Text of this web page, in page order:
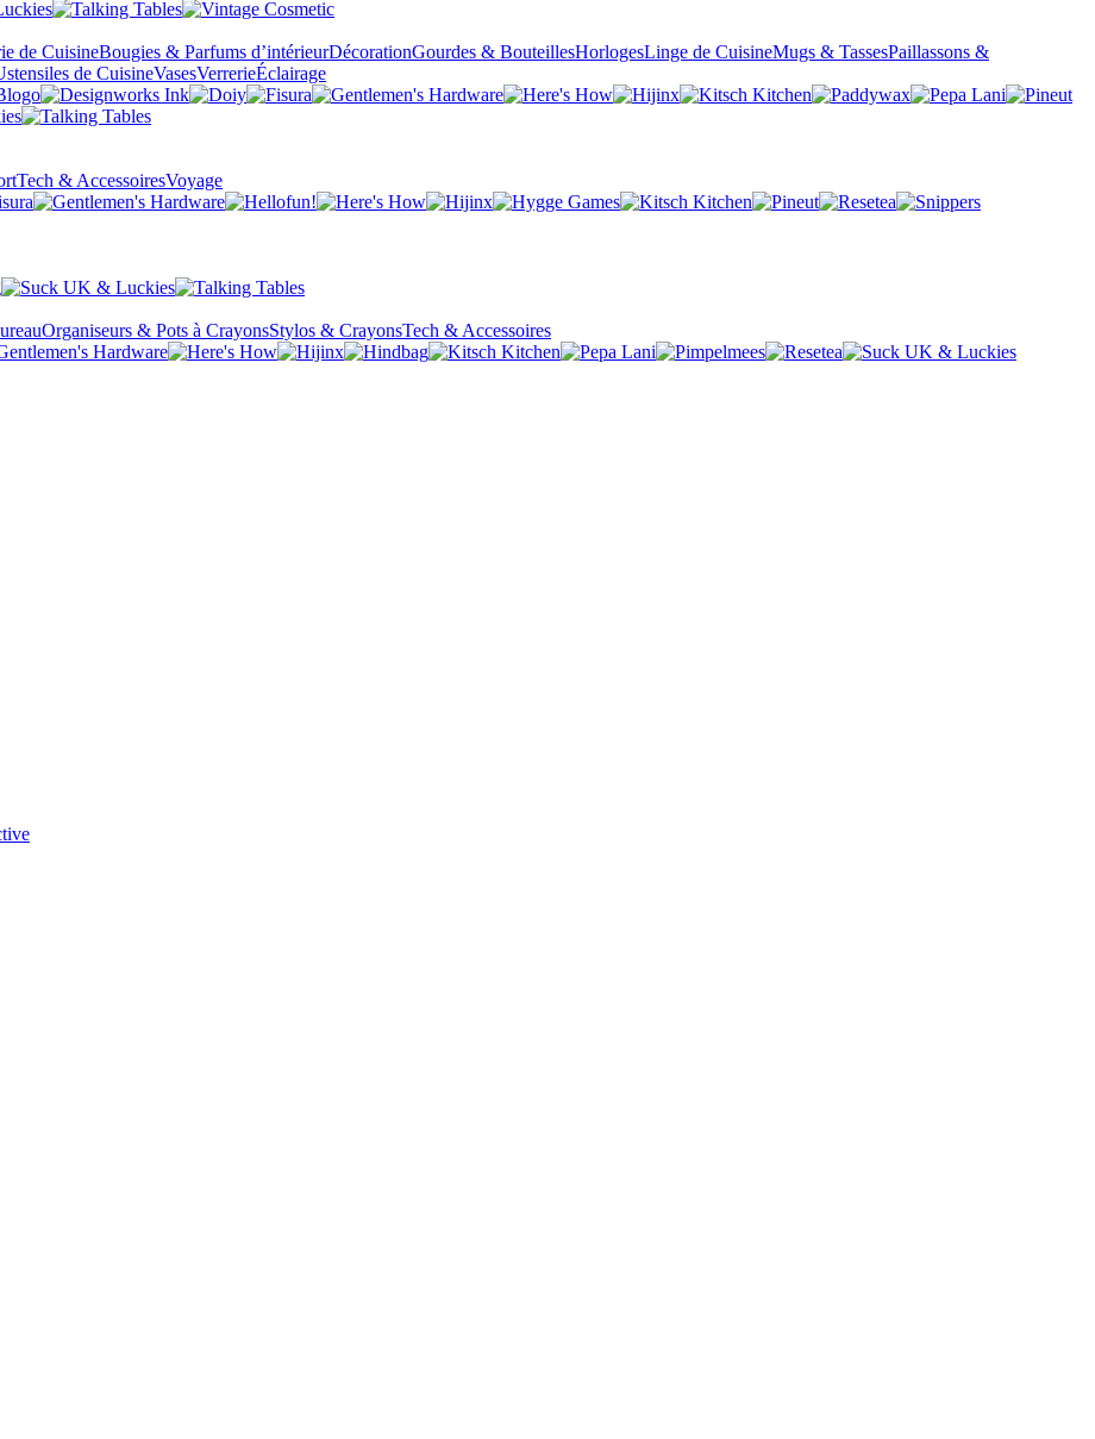
de CuisineBougies & Parfums d’intérieurDécorationGourdes & BouteillesHorlogesLinge de CuisineMugs & TassesPaillassons &
de CuisineVasesVerrerieÉclairage
Tech & AccessoiresVoyage
Organiseurs & Pots à CrayonsStylos & CrayonsTech & Accessoires